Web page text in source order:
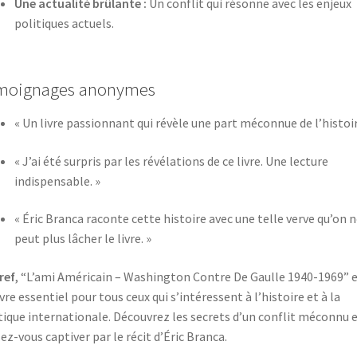
politiques actuels.
anonymes
« Un livre passionnant qui révèle une part méconnue de
« J’ai été surpris par les révélations de ce livre. Une lecture
indispensable. »
« Éric Branca raconte cette histoire avec une telle verve qu’on
peut plus lâcher le livre. »
, “L’ami Américain – Washington Contre De Gaulle 1940-1969”
essentiel pour tous ceux qui s’intéressent à l’histoire et à la
internationale. Découvrez les secrets d’un conflit méconnu
vous captiver par le récit d’Éric Branca.